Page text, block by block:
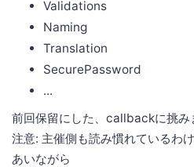
Validations
Naming
Translation
SecurePassword
...
前回保留にした、callbackに挑み
注意: 主催側も読み慣れているわ
あいながら